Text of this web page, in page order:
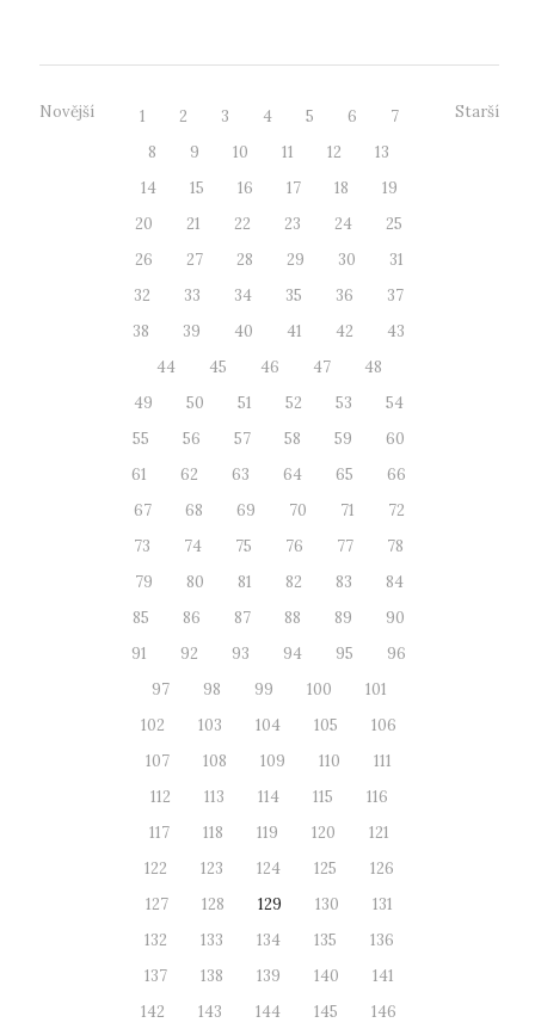
Novější 1 2 3 4 5 6
7
8
9 10 11 12
13
14
15 16 17 18
19
20
21 22 23 24
25
26
27 28 29 30
31
32
33 34 35 36
37
38
39 40 41 42
43
44
45 46 47
48
49
50 51 52 53
54
55
56 57 58 59
60
61
62 63 64 65
66
67
68 69 70 71
72
73
74 75 76 77
78
79
80 81 82 83
84
85
86 87 88 89
90
91
92 93 94 95
96
97
98 99 100
101
102
103 104 105
106
107
108 109 110
111
112
113 114 115
116
117
118 119 120
121
122
123 124 125
126
127
128 129 130
131
132
133 134 135
136
137
138 139 140
141
142
143 144 145
146
Starší